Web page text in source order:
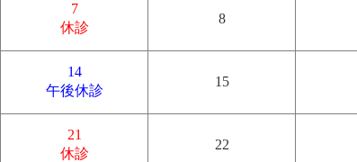
7
休診
8
14
午後休診
15
21
休診
22